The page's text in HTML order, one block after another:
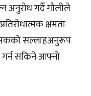
अनुरोध गर्दै गौलीले
क्षमता
सल्लाहअनुरूप
गर्न सकिने आफ्नो